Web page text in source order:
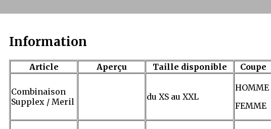
Information
Article Aperçu Taille disponible Coupe
Combinaison
Supplex / Meril
du XS au XXL
HOMME
FEMME